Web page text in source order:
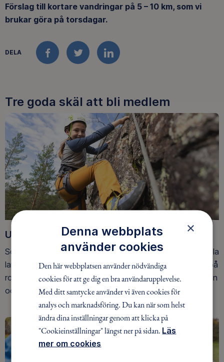
Förslag till kortare vandringar på 5 – 10 km, som vi
brukar göra på torsdagar.
DELA
FACEBOOKTWITTERLINKEDIN
Tre goda skäl att bli medlem
Upptäck nya äventyr
Som medlem har du tillgång till alla våra äventyr, över hela
landet. Våra ideella ledare guidar barn, unga och vuxna på
roliga och trygga äventyr i skogen, på vattnet, snön, isen
och på fjället.
×
Denna webbplats
använder cookies
Den här webbplatsen använder nödvändiga
cookies för att ge dig en bra användarupplevelse.
Med ditt samtycke använder vi även cookies för
analys och marknadsföring. Du kan när som helst
ändra dina inställningar genom att klicka på
"Cookieinställningar" längst ner på sidan. Läs
mer om cookies